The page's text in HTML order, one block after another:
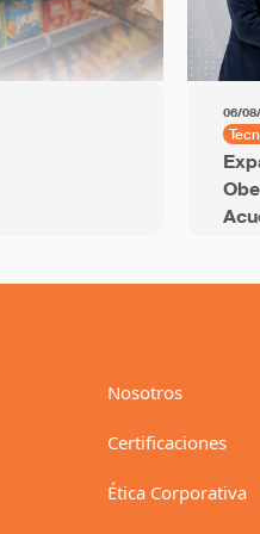
06/
Nosotros
Certificaciones
Ética Corporativa